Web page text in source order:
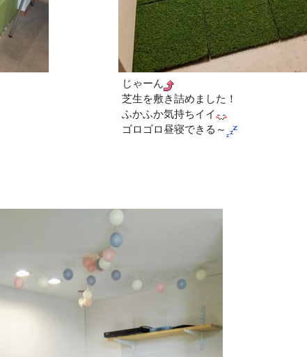
じゃーん
芝生を敷き詰めました！
ふかふか気持ちイイ
ゴロゴロ昼寝できる～